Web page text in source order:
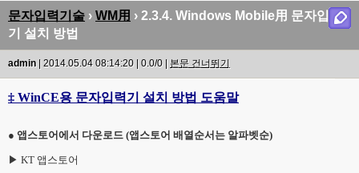
문자입력기술 › WM用 › 2.3.4. Windows Mobile用 문자입력
기 설치 방법
admin| 2014.05.04 08:14:20 | 0.0/0 | 본문 건너뛰기
‡ WinCE용 문자입력기 설치 방법 도움말
● 앱스토어에서 다운로드 (앱스토어 배열순서는 알파벳순)
▶ KT 앱스토어